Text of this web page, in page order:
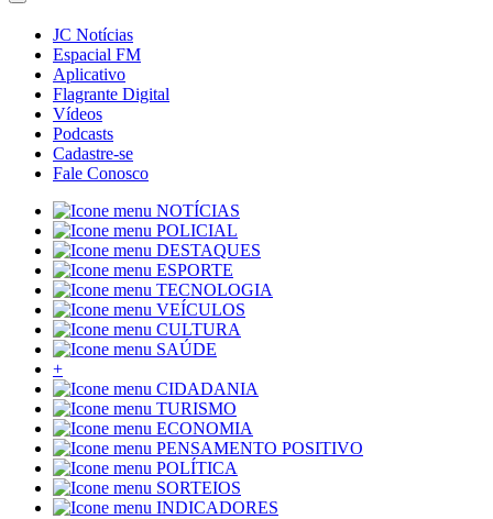
JC Notícias
Espacial FM
Aplicativo
Flagrante Digital
Vídeos
Podcasts
Cadastre-se
Fale Conosco
NOTÍCIAS
POLICIAL
DESTAQUES
ESPORTE
TECNOLOGIA
VEÍCULOS
CULTURA
SAÚDE
+
CIDADANIA
TURISMO
ECONOMIA
PENSAMENTO POSITIVO
POLÍTICA
SORTEIOS
INDICADORES